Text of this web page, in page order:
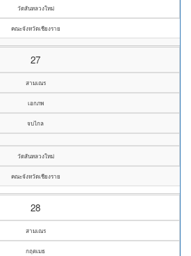
วัดสันหลวงใหม่
คณะจังหวัดเชียงราย
27
สามเณร
เอกภพ
จบไกล
วัดสันหลวงใหม่
คณะจังหวัดเชียงราย
28
สามเณร
กฤตเมธ